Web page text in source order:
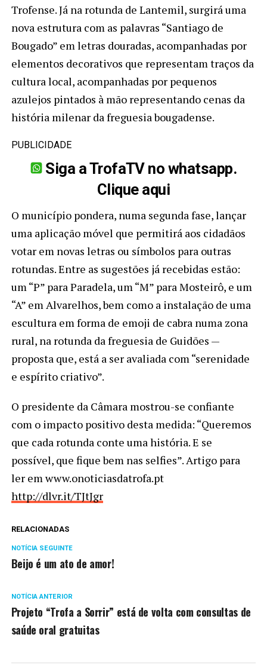
Trofense. Já na rotunda de Lantemil, surgirá uma
nova estrutura com as palavras “Santiago de
Bougado” em letras douradas, acompanhadas por
elementos decorativos que representam traços da
cultura local, acompanhadas por pequenos
azulejos pintados à mão representando cenas da
história milenar da freguesia bougadense.
PUBLICIDADE
Siga a TrofaTV no whatsapp.
Clique aqui
O município pondera, numa segunda fase, lançar
uma aplicação móvel que permitirá aos cidadãos
votar em novas letras ou símbolos para outras
rotundas. Entre as sugestões já recebidas estão:
um “P” para Paradela, um “M” para Mosteirô, e um
“A” em Alvarelhos, bem como a instalação de uma
escultura em forma de emoji de cabra numa zona
rural, na rotunda da freguesia de Guidões —
proposta que, está a ser avaliada com “serenidade
e espírito criativo”.
O presidente da Câmara mostrou-se confiante
com o impacto positivo desta medida: “Queremos
que cada rotunda conte uma história. E se
possível, que fique bem nas selfies”. Artigo para
ler em www.onoticiasdatrofa.pt
http://dlvr.it/TJtJgr
RELACIONADAS
NOTÍCIA SEGUINTE
Beijo é um ato de amor!
NOTÍCIA ANTERIOR
Projeto “Trofa a Sorrir” está de volta com consultas de
saúde oral gratuitas